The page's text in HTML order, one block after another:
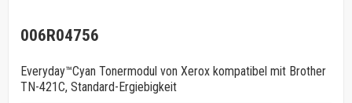
006R04756
Everyday™Cyan Tonermodul von Xerox kompatibel mit Brother
TN-421C, Standard-Ergiebigkeit